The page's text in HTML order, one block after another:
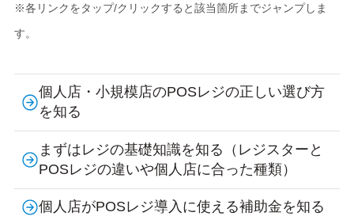
※各リンクをタップ/クリックすると該当箇所までジャンプしま
す。
個人店・小規模店のPOSレジの正しい選び方
を知る
まずはレジの基礎知識を知る（レジスターと
POSレジの違いや個人店に合った種類）
個人店がPOSレジ導入に使える補助金を知る